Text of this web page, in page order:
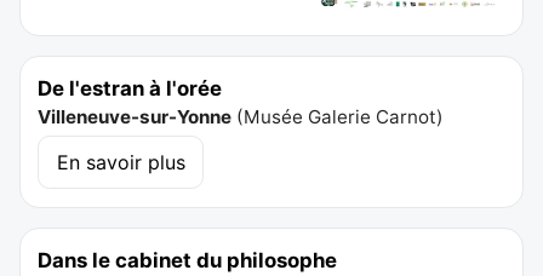
De l'estran à l'orée
Villeneuve-sur-Yonne (Musée Galerie Carnot)
En savoir plus
Dans le cabinet du philosophe